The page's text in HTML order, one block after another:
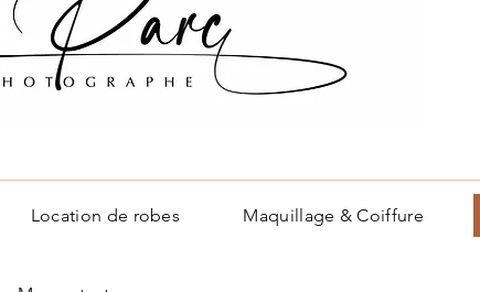
Location de robes Maquillage & Coiffure